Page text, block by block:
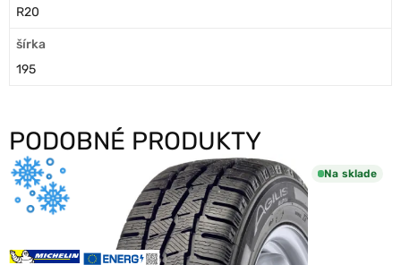
R20
šírka
195
PODOBNÉ PRODUKTY
Na sklade